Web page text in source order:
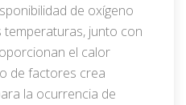
de oxígeno
temperaturas, junto con
el calor
de factores crea
la ocurrencia de